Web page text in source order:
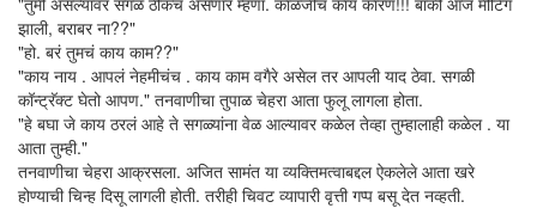
झाली, बराबर ना??"
"हो. बरं तुमचं काय काम??"
"काय नाय . आपलं नेहमीचंच . काय काम वगैरे असेल तर आपली याद ठेवा. सगळी
कॉन्ट्रॅक्ट घेतो आपण." तनवाणीचा तुपाळ चेहरा आता फुलू लागला होता.
"हे बघा जे काय ठरलं आहे ते सगळ्यांना वेळ आल्यावर कळेल तेव्हा तुम्हालाही कळेल . या
आता तुम्ही."
तनवाणीचा चेहरा आक्रसला. अजित सामंत या व्यक्तिमत्वाबद्दल ऐकलेले आता खरे
होण्याची चिन्ह दिसू लागली होती. तरीही चिवट व्यापारी वृत्ती गप्प बसू देत नव्हती.